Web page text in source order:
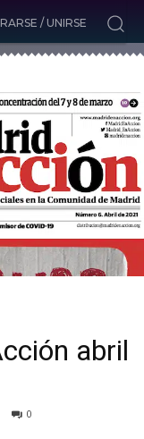
/ UNIRSE
abril
0